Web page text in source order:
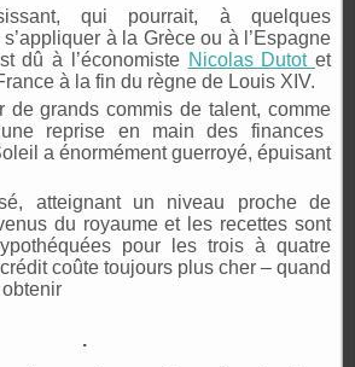
qui pourrait, à quelques
à la Grèce ou à l’Espagne
dû à l’économiste Nicolas Dutotet
à la fin du règne de Louis XIV.
de grands commis de talent, comme
reprise en main des finances
a énormément guerroyé, épuisant
atteignant un niveau proche de
du royaume et les recettes sont
pour les trois à quatre
coûte toujours plus cher – quand
.